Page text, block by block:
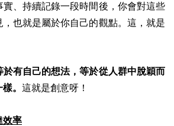
、持續記錄一段時間後，你會對這些
也就是屬於你自己的觀點。這，就是
有自己的想法，等於從人群中脫穎而
。 這就是創意呀！
效率